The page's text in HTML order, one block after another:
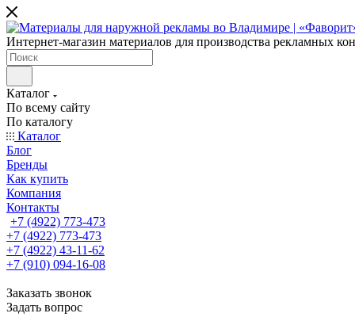
Интернет-магазин материалов для производства рекламных
Каталог
По всему сайту
По каталогу
Каталог
Блог
Бренды
Как купить
Компания
Контакты
+7 (4922) 773-473
+7 (4922) 773-473
+7 (4922) 43-11-62
+7 (910) 094-16-08
Заказать звонок
Задать вопрос